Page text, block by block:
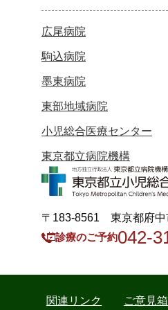
広尾病院
駒込病院
墨東病院
東部地域病院
小児総合医療センター
東京都立病院機構
〒183-8561 東京都府
診療のご予約042-
関連リンク ご意見箱